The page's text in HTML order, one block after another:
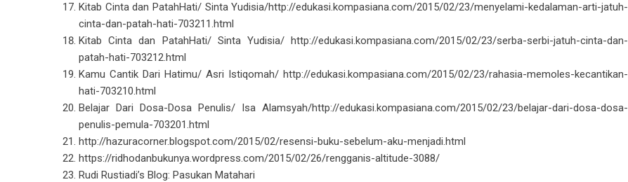
Kitab Cinta dan PatahHati/ Sinta Yudisia/http://edukasi.kompasiana.com/2015/02/23/menyelami-kedalaman-arti-jatuh-
cinta-dan-patah-hati-703211.html
Kitab Cinta dan PatahHati/ Sinta Yudisia/ http://edukasi.kompasiana.com/2015/02/23/serba-serbi-jatuh-cinta-dan-
patah-hati-703212.html
Kamu Cantik Dari Hatimu/ Asri Istiqomah/ http://edukasi.kompasiana.com/2015/02/23/rahasia-memoles-kecantikan-
hati-703210.html
Belajar Dari Dosa-Dosa Penulis/ Isa Alamsyah/http://edukasi.kompasiana.com/2015/02/23/belajar-dari-dosa-dosa-
penulis-pemula-703201.html
http://hazuracorner.blogspot.com/2015/02/resensi-buku-sebelum-aku-menjadi.html
https://ridhodanbukunya.wordpress.com/2015/02/26/rengganis-altitude-3088/
Rudi Rustiadi’s Blog: Pasukan Matahari